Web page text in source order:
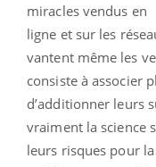
miracles vendus en
ligne et sur les
vantent même les
consiste à associer
d’additionner leurs
vraiment la science
leurs risques pour